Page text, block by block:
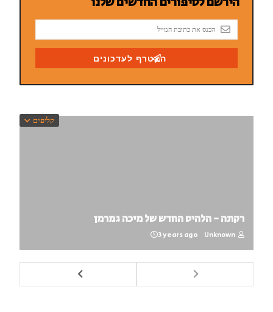
קליפים
רקתה - הלהיט החדש של מיכה גמרמן
Unknown
3 years ago